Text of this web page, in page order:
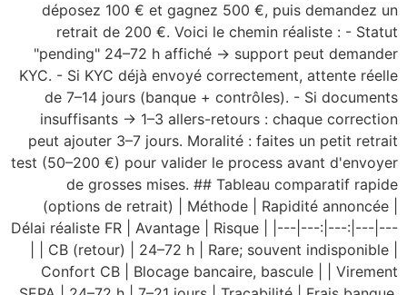
déposez 100 € et gagnez 500 €, puis demandez un
retrait de 200 €. Voici le chemin réaliste : - Statut
"pending" 24–72 h affiché → support peut demander
KYC. - Si KYC déjà envoyé correctement, attente réelle
de 7–14 jours (banque + contrôles). - Si documents
insuffisants → 1–3 allers-retours : chaque correction
peut ajouter 3–7 jours. Moralité : faites un petit retrait
test (50–200 €) pour valider le process avant d'envoyer
de grosses mises. ## Tableau comparatif rapide
(options de retrait) | Méthode | Rapidité annoncée |
Délai réaliste FR | Avantage | Risque | |---|---:|---:|---|---
| | CB (retour) | 24–72 h | Rare; souvent indisponible |
Confort CB | Blocage bancaire, bascule | | Virement